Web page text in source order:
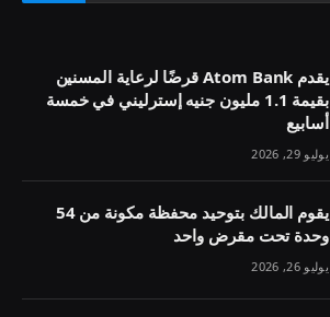
يقدم Atom Bank قرضًا لرعاية المسنين
بقيمة 1.1 مليون جنيه إسترليني في خمسة
أسابيع
يوليو 29, 2026
يقوم المالك بتوحيد محفظة مكونة من 54
وحدة تحت مقرض واحد
يوليو 26, 2026